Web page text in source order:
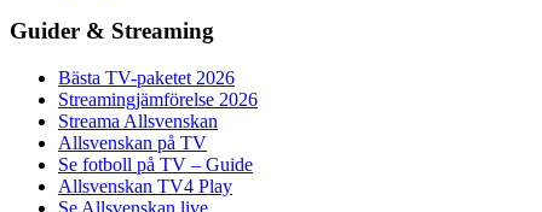
Guider & Streaming
Bästa TV-paketet 2026
Streamingjämförelse 2026
Streama Allsvenskan
Allsvenskan på TV
Se fotboll på TV – Guide
Allsvenskan TV4 Play
Se Allsvenskan live